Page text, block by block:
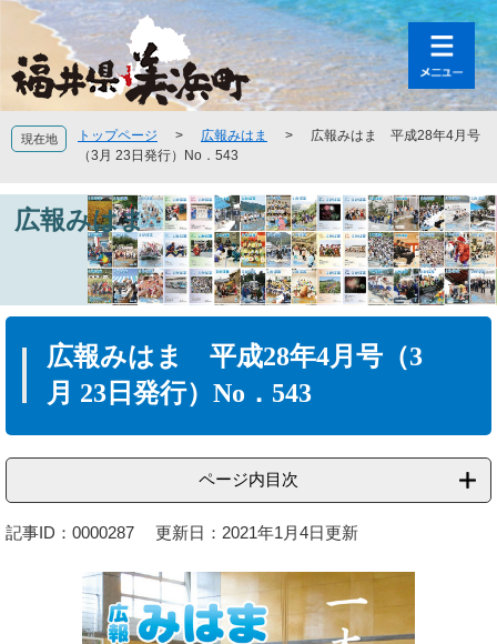
の
頭
で
。
ー
飛
ば
て
現在地 トップページ > 広報みはま >
広報みはま 平成28年4月号
（3月 23日発行）No．543
広報みはま
広報みはま 平成28年4月号（3
月 23日発行）No．543
ページ内目次
記事ID：0000287 更新日：2021年1月4日更新